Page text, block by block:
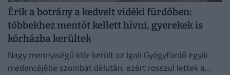
Érik a botrány a kedvelt vidéki fürdőben:
többekhez mentőt kellett hívni, gyerekek is
kórházba kerültek
Nagy mennyiségű klór került az Igali Gyógyfürdő egyik
medencéjébe szombat délután, ezért rosszul lettek a